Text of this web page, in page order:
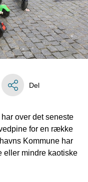
Del
over det seneste
for en række
Kommune har
eller mindre kaotiske